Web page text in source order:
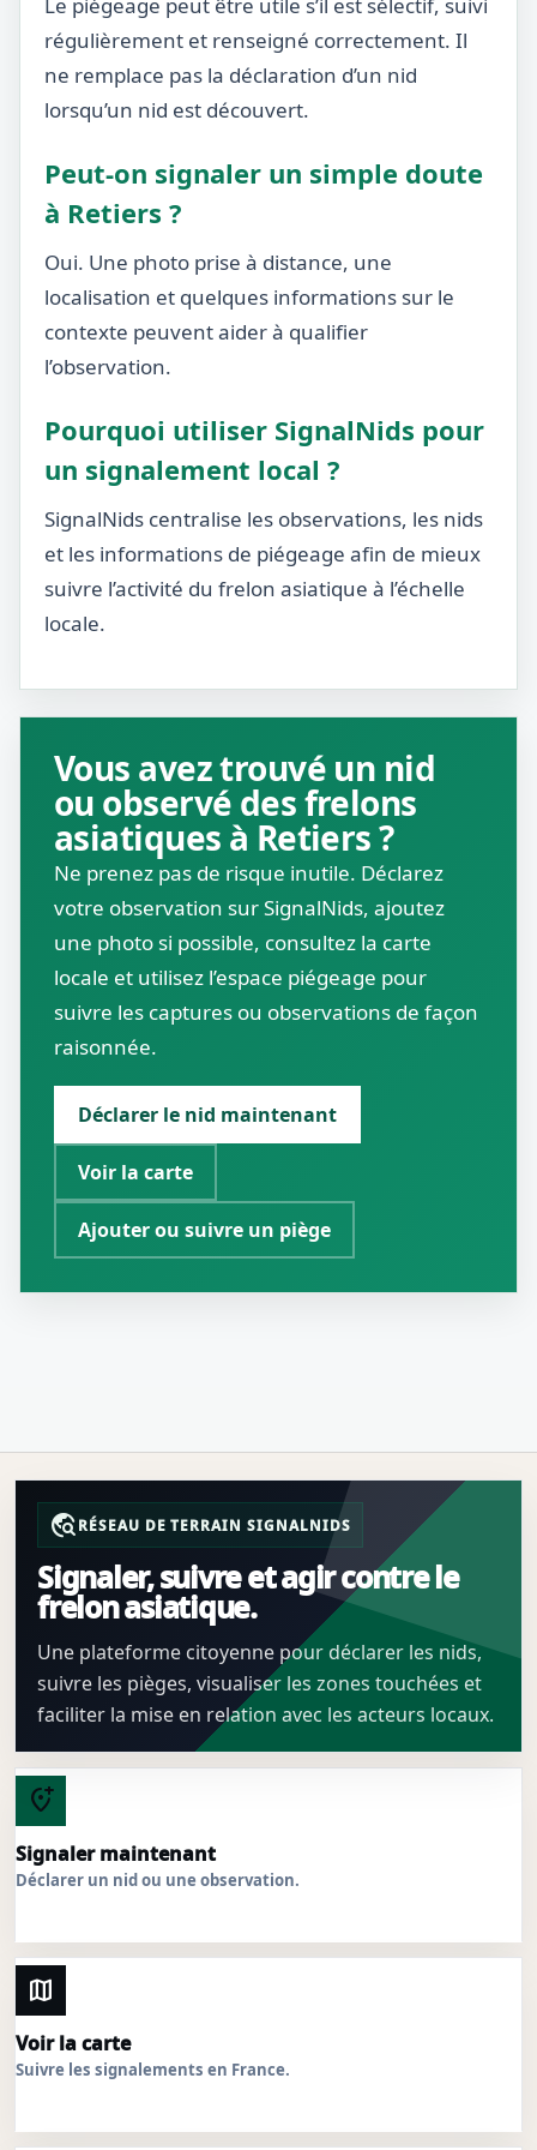
régulièrement et renseigné correctement. Il
ne remplace pas la déclaration d’un nid
lorsqu’un nid est découvert.
Peut-on signaler un simple doute
à Retiers ?
Oui. Une photo prise à distance, une
localisation et quelques informations sur le
contexte peuvent aider à qualifier
l’observation.
Pourquoi utiliser SignalNids pour
un signalement local ?
SignalNids centralise les observations, les nids
et les informations de piégeage afin de mieux
suivre l’activité du frelon asiatique à l’échelle
locale.
Vous avez trouvé un nid
ou observé des frelons
asiatiques à Retiers ?
Ne prenez pas de risque inutile. Déclarez
votre observation sur SignalNids, ajoutez
une photo si possible, consultez la carte
locale et utilisez l’espace piégeage pour
suivre les captures ou observations de façon
raisonnée.
Déclarer le nid maintenant
Voir la carte
Ajouter ou suivre un piège
travel_exploreRÉSEAU DE TERRAIN SIGNALNIDS
Signaler, suivre et agir contre le
frelon asiatique.
Une plateforme citoyenne pour déclarer les nids,
suivre les pièges, visualiser les zones touchées et
faciliter la mise en relation avec les acteurs locaux.
add_location_alt
Signaler maintenant
Déclarer un nid ou une observation.
map
Voir la carte
Suivre les signalements en France.